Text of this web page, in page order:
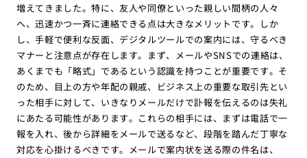
増えてきました。特に、友人や同僚といった親しい間柄の人々
へ、迅速かつ一斉に連絡できる点は大きなメリットです。しか
し、手軽で便利な反面、デジタルツールでの案内には、守るべき
マナーと注意点が存在します。まず、メールやSNSでの連絡は、
あくまでも「略式」であるという認識を持つことが重要です。そ
のため、目上の方や年配の親戚、ビジネス上の重要な取引先とい
った相手に対して、いきなりメールだけで訃報を伝えるのは失礼
にあたる可能性があります。これらの相手には、まずは電話で一
報を入れ、後から詳細をメールで送るなど、段階を踏んだ丁寧な
対応を心掛けるべきです。メールで案内状を送る際の件名は、